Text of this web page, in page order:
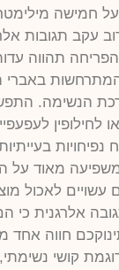
חמישה
עקב תגובות
תהווה
המתרחשות באברי
הנשימה.
לחילופין
משפיעה מאוד על
עשויים לאכול
אלרגנית כי
חווה אחד
קושי